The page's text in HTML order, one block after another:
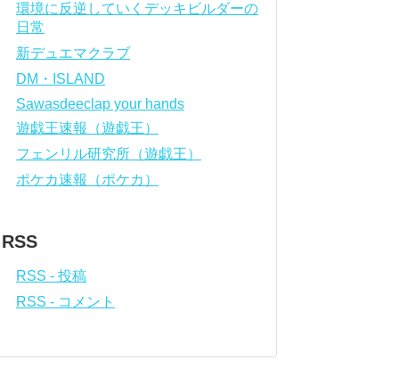
環境に反逆していくデッキビルダーの
日常
新デュエマクラブ
DM・ISLAND
Sawasdeeclap your hands
遊戯王速報（遊戯王）
フェンリル研究所（遊戯王）
ポケカ速報（ポケカ）
RSS
RSS - 投稿
RSS - コメント